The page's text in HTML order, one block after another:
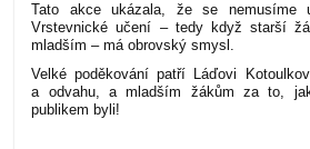
Tato akce ukázala, že se nemusíme
Vrstevnické učení – tedy když starší
mladším – má obrovský smysl.
Velké poděkování patří Láďovi
a odvahu, a mladším žákům za to,
publikem byli!